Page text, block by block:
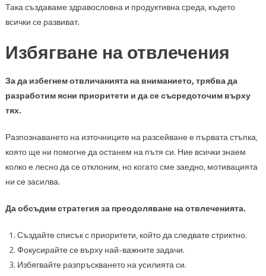
Така създаваме здравословна и продуктивна среда, където
всички се развиват.
Избягване на отвлечения
За да избегнем отвличанията на вниманието, трябва да
разработим ясни приоритети и да се съсредоточим върху
тях.
Разпознаването на източниците на разсейване е първата стъпка,
която ще ни помогне да останем на пътя си. Ние всички знаем
колко е лесно да се отклоним, но когато сме заедно, мотивацията
ни се засилва.
Да обсъдим стратегия за преодоляване на отвлеченията.
Създайте списък с приоритети, който да следвате стриктно.
Фокусирайте се върху най-важните задачи.
Избягвайте разпръскването на усилията си.